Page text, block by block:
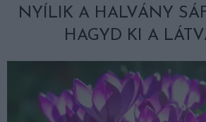
NYÍLIK A HALVÁNY
HAGYD KI A